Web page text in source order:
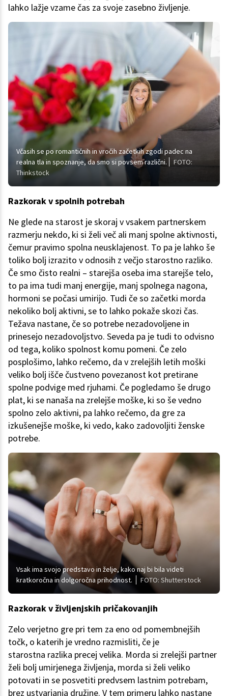
lahko lažje vzame čas za svoje zasebno življenje.
Včasih se po romantičnih in vročih začetkih zgodi padec na
realna tla in spoznanje, da smo si povsem različni.
FOTO:
Thinkstock
Razkorak v spolnih potrebah
Ne glede na starost je skoraj v vsakem partnerskem
razmerju nekdo, ki si želi več ali manj spolne aktivnosti,
čemur pravimo spolna neusklajenost. To pa je lahko še
toliko bolj izrazito v odnosih z večjo starostno razliko.
Če smo čisto realni – starejša oseba ima starejše telo,
to pa ima tudi manj energije, manj spolnega nagona,
hormoni se počasi umirijo. Tudi če so začetki morda
nekoliko bolj aktivni, se to lahko pokaže skozi čas.
Težava nastane, če so potrebe nezadovoljene in
prinesejo nezadovoljstvo. Seveda pa je tudi to odvisno
od tega, koliko spolnost komu pomeni. Če zelo
posplošimo, lahko rečemo, da v zrelejših letih moški
veliko bolj išče čustveno povezanost kot pretirane
spolne podvige med rjuhami. Če pogledamo še drugo
plat, ki se nanaša na zrelejše moške, ki so še vedno
spolno zelo aktivni, pa lahko rečemo, da gre za
izkušenejše moške, ki vedo, kako zadovoljiti ženske
potrebe.
Vsak ima svojo predstavo in želje, kako naj bi bila videti
kratkoročna in dolgoročna prihodnost.
FOTO: Shutterstock
Razkorak v življenjskih pričakovanjih
Zelo verjetno gre pri tem za eno od pomembnejših
točk, o katerih je vredno razmisliti, če je
starostna razlika precej velika. Morda si zrelejši partner
želi bolj umirjenega življenja, morda si želi veliko
potovati in se posvetiti predvsem lastnim potrebam,
brez ustvarjanja družine. V tem primeru lahko nastane